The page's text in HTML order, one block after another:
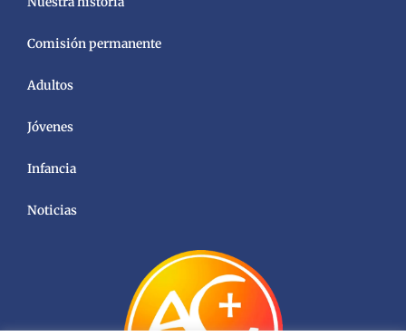
Comisión permanente
Adultos
Jóvenes
Infancia
Noticias